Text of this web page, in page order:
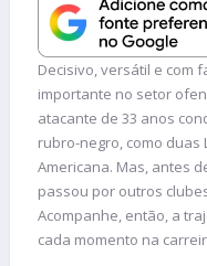
Decisivo, versátil e com
importante no setor
atacante de 33 anos
rubro-negro, como duas
Americana. Mas, antes
passou por outros
Acompanhe, então, a
cada momento na